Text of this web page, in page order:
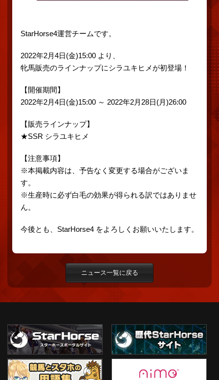
StarHorse4運営チームです。
2022年2月4日(金)15:00 より、
牝馬販売のラインナップにシラユキヒメが初登場！
【開催期間】
2022年2月4日(金)15:00 ～ 2022年2月28日(月)26:00
【販売ラインナップ】
★SSR シラユキヒメ
【注意事項】
※本掲載内容は、予告なく変更する場合がございま
す。
※生産時に必ず白毛の効果が得られる訳ではありませ
ん。
今後とも、StarHorse4 をよろしくお願いいたします。
ニュース一覧に戻る